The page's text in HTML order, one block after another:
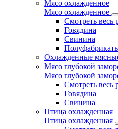
Мясо охлажденное
Мясо охлажденное
Смотреть весь
Говядина
Свинина
Охлажденные
Мясо глубокой
Мясо глубокой
Смотреть весь
Говядина
Свинина
Птица охлажденная
Птица охлажденная